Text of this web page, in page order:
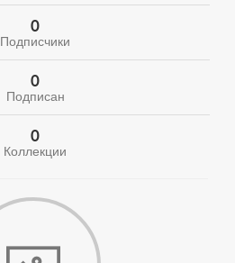
0
Подписчики
0
Подписан
0
Коллекции